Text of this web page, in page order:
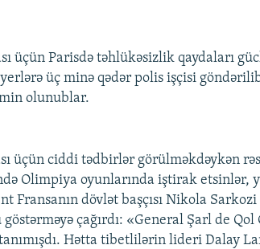
üçün Parisdə təhlükəsizlik qaydaları
üç minə qədər polis işçisi
olunublar.
üçün ciddi tədbirlər görülməkdəykən
Olimpiya oyunlarında iştirak etsinlər,
Fransanın dövlət başçısı Nikola
çağırdı: «General Şarl de Qol
Hətta tibetlilərin lideri Dalay